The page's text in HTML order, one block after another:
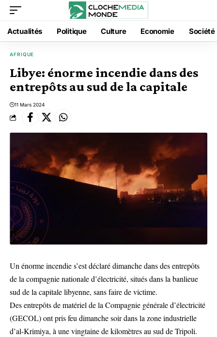
Actualités Politique Culture Economie Société
AFRIQUE
Libye: énorme incendie dans des
entrepôts au sud de la capitale
11 Mars 2024
Un énorme incendie s’est déclaré dimanche dans des entrepôts
de la compagnie nationale d’électricité, situés dans la banlieue
sud de la capitale libyenne, sans faire de victime.
Des entrepôts de matériel de la Compagnie générale d’électricité
(GECOL) ont pris feu dimanche soir dans la zone industrielle
d’al-Krimiya, à une vingtaine de kilomètres au sud de Tripoli.